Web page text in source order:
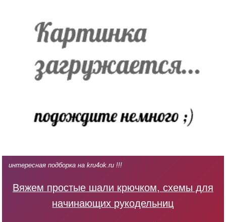
интересная подборка на kru4ok.ru !!!
Вяжем простые шали крючком, схемы для
начинающих рукодельниц